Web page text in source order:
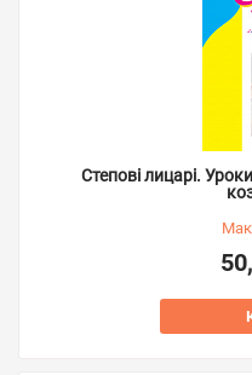
Степові лицарі.